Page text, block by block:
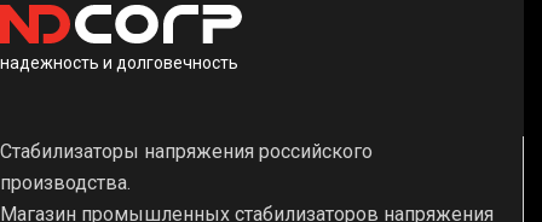
надежность и долговечность
Стабилизаторы напряжения российского
производства.
Магазин промышленных стабилизаторов напряжения